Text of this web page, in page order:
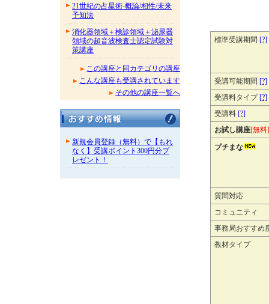
21世紀の占星術-概論/相性/未来
予知法
消化器領域＋検診領域＋泌尿器
領域の超音波検査士認定試験対
策講座
この講座と同カテゴリの講座
こんな講座も受講されています
その他の講座一覧へ
新規会員登録（無料）で【もれ
なく】受講ポイント300円分プ
レゼント！
標準受講期間 [?]
受講可能期間 [?]
受講料タイプ[?]
受講料 [?]
お試し講座[無料]
プチまな
質問対応
コミュニティ
事務局おすすめ
教材タイプ